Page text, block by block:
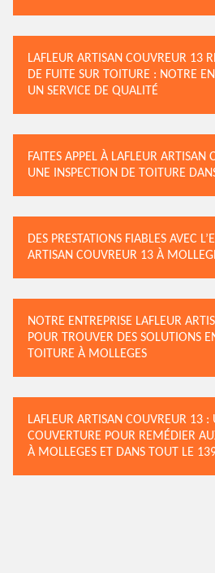
LAFLEUR ARTISAN COUVREUR 13
DE FUITE SUR TOITURE : NOTRE
UN SERVICE DE QUALITÉ
FAITES APPEL À LAFLEUR ARTISAN
UNE INSPECTION DE TOITURE
DES PRESTATIONS FIABLES AVEC
ARTISAN COUVREUR 13 À
NOTRE ENTREPRISE LAFLEUR
POUR TROUVER DES SOLUTIONS
TOITURE À MOLLEGES
LAFLEUR ARTISAN COUVREUR 13 :
COUVERTURE POUR REMÉDIER
À MOLLEGES ET DANS TOUT LE